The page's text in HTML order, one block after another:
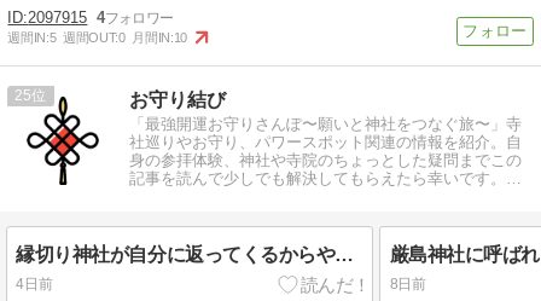
2097915 4
週間IN:5 週間OUT:0 月間IN:10
25 お守り結び
「最強開運お守りさんぽ〜願いと神社をつなぐ旅〜」寺
社巡りやお守り、パワースポット関連の情報を紹介。自
身の参拝体験、神社や寺院のちょっとした疑問までこの
記事を読んで少しでも解決してもらえたら幸いです。寺
縁切り神社が自分に返ってくるからやばいって本当？悪縁を切る正しいコツ
4日前 8日前